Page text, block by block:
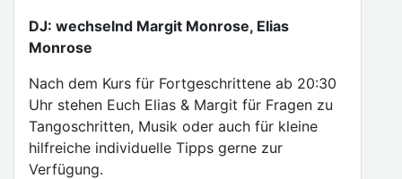
DJ: wechselnd Margit Monrose, Elias
Monrose
Nach dem Kurs für Fortgeschrittene ab 20:30
Uhr stehen Euch Elias & Margit für Fragen zu
Tangoschritten, Musik oder auch für kleine
hilfreiche individuelle Tipps gerne zur
Verfügung.